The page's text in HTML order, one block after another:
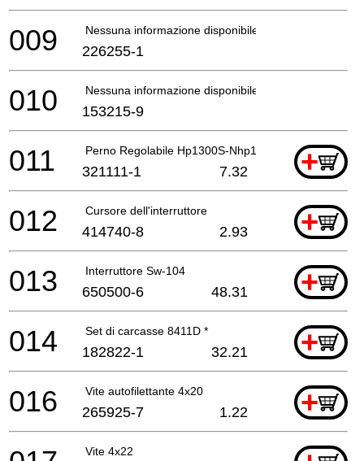
Nessuna informazione disponibile, non ordinabile
009 226255-1
Nessuna informazione disponibile, non ordinabile
010 153215-9
Perno Regolabile Hp1300S-Nhp1300S * +
011 321111-1 7.32
Cursore dell'interruttore +
012 414740-8 2.93
Interruttore Sw-104 +
013 650500-6 48.31
Set di carcasse 8411D * +
014 182822-1 32.21
Vite autofilettante 4x20 +
016 265925-7 1.22
Vite 4x22